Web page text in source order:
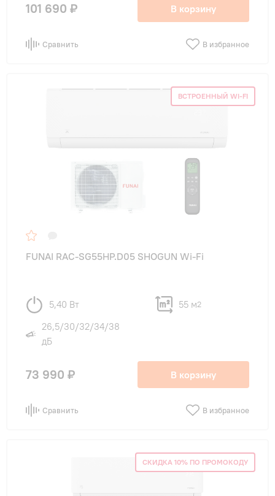
101 690 ₽ В корзину
Сравнить В избранное
ВСТРОЕННЫЙ WI-FI
FUNAI RAC-SG55HP.D05 SHOGUN Wi-Fi
5,40 Вт 55 м2
26,5/30/32/34/38
дБ
73 990 ₽ В корзину
Сравнить В избранное
СКИДКА 10% ПО ПРОМОКОДУ